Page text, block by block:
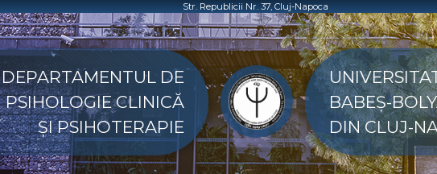
Str. Republicii Nr. 37, Cluj-Napoca
DEPARTAMENTUL DE
PSIHOLOGIE CLINICĂ
ȘI PSIHOTERAPIE
BABEȘ-
DIN CLUJ-